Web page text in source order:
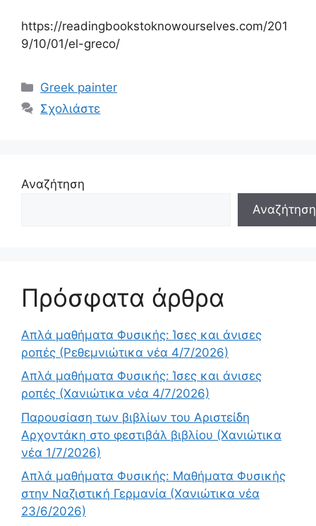
https://readingbookstoknowourselves.com/201
9/10/01/el-greco/
Κατηγορίες
Greek painter
Σχολιάστε
Αναζήτηση
Αναζήτηση
Πρόσφατα άρθρα
Απλά μαθήματα Φυσικής: Ίσες και άνισες
ροπές (Ρεθεμνιώτικα νέα 4/7/2026)
Απλά μαθήματα Φυσικής: Ίσες και άνισες
ροπές (Χανιώτικα νέα 4/7/2026)
Παρουσίαση των βιβλίων του Αριστείδη
Αρχοντάκη στο φεστιβάλ βιβλίου (Χανιώτικα
νέα 1/7/2026)
Απλά μαθήματα Φυσικής: Μαθήματα Φυσικής
στην Ναζιστική Γερμανία (Χανιώτικα νέα
23/6/2026)